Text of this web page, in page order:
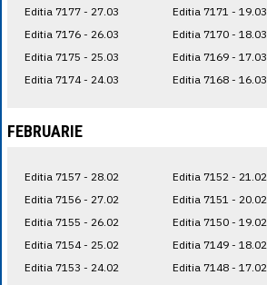
Editia 7177 - 27.03
Editia 7176 - 26.03
Editia 7175 - 25.03
Editia 7174 - 24.03
Editia 7171 - 19.03
Editia 7170 - 18.03
Editia 7169 - 17.03
Editia 7168 - 16.03
FEBRUARIE
Editia 7157 - 28.02
Editia 7156 - 27.02
Editia 7155 - 26.02
Editia 7154 - 25.02
Editia 7153 - 24.02
Editia 7152 - 21.02
Editia 7151 - 20.02
Editia 7150 - 19.02
Editia 7149 - 18.02
Editia 7148 - 17.02